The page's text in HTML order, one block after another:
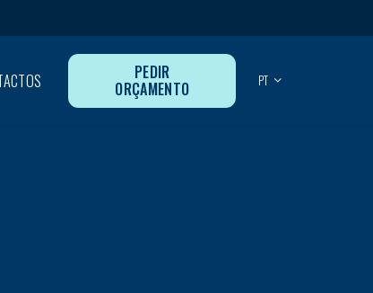
PEDIR
ORÇAMENTO PT